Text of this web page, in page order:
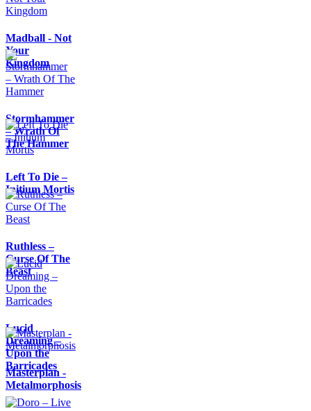
Madball - Not
Your
Kingdom
Stormhammer
– Wrath Of
The Hammer
Left To Die –
Initium Mortis
Ruthless –
Curse Of The
Beast
Lucid
Dreaming –
Upon the
Barricades
Masterplan -
Metalmorphosis